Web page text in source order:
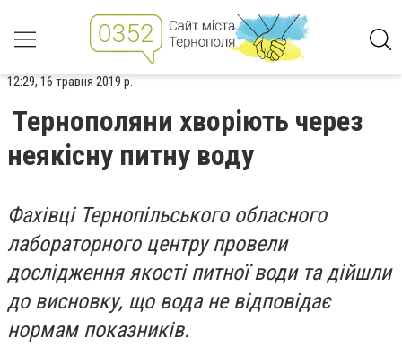
12:29, 16 травня 2019 р.
Тернополяни хворіють через
неякісну питну воду
Фахівці Тернопільського обласного
лабораторного центру провели
дослідження якості питної води та дійшли
до висновку, що вода не відповідає
нормам показників.